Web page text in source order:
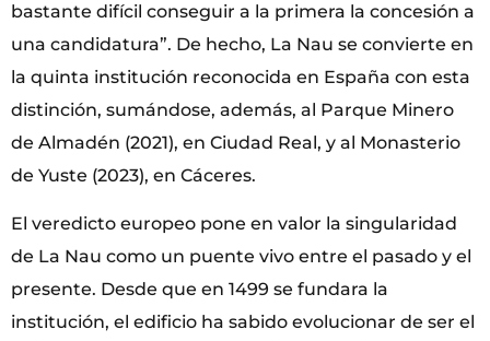
bastante difícil conseguir a la primera la concesión a
una candidatura”. De hecho, La Nau se convierte en
la quinta institución reconocida en España con esta
distinción, sumándose, además, al Parque Minero
de Almadén (2021), en Ciudad Real, y al Monasterio
de Yuste (2023), en Cáceres.
El veredicto europeo pone en valor la singularidad
de La Nau como un puente vivo entre el pasado y el
presente. Desde que en 1499 se fundara la
institución, el edificio ha sabido evolucionar de ser el